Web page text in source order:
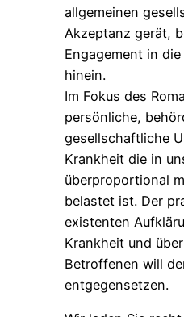
allgemeinen
Akzeptanz gerät,
Engagement in
hinein.
Im Fokus des
persönliche,
gesellschaftliche
Krankheit die in
überproportional
belastet ist. Der
existenten
Krankheit und
Betroffenen will
entgegensetzen.